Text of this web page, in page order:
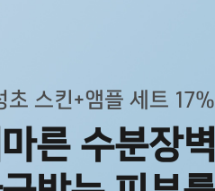
초 스킨+앰플 세트
른 수분장